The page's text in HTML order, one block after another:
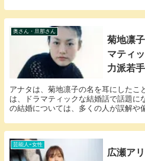
奥さん・旦那さん
菊地凛
マティ
力派若
アナタは、菊地凛子の名を耳にしたこ
は、ドラマティックな結婚話で話題に
の結婚については、多くの人が誤解や
芸能人ｰ女性
広瀬ア